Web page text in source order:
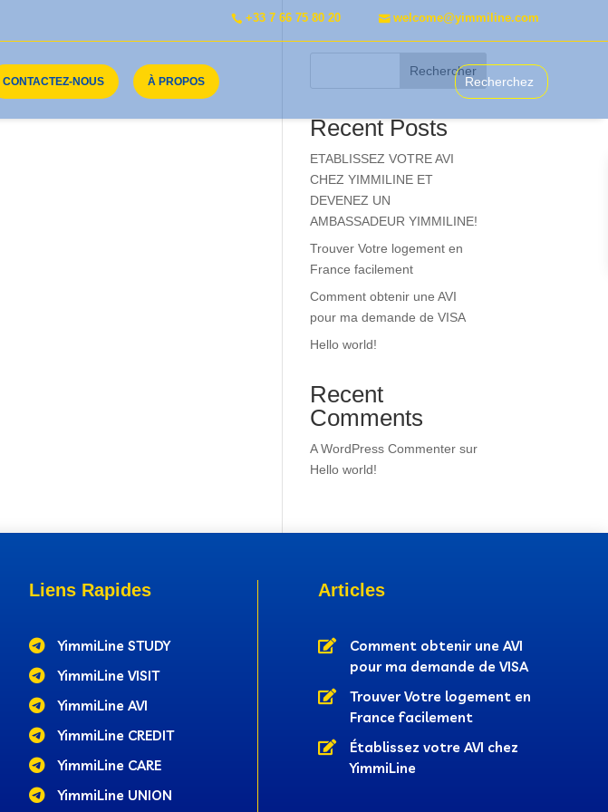
+33 7 66 75 80 20 welcome@yimmiline.com
CONTACTEZ-NOUS À PROPOS
Rechercher
Recent Posts
ETABLISSEZ VOTRE AVI
CHEZ YIMMILINE ET
DEVENEZ UN
AMBASSADEUR YIMMILINE!
Trouver Votre logement en
France facilement
Comment obtenir une AVI
pour ma demande de VISA
Hello world!
Recent
Comments
A WordPress Commenter sur
Hello world!
Liens Rapides

YimmiLine STUDY

YimmiLine VISIT

YimmiLine AVI

YimmiLine CREDIT

YimmiLine CARE

YimmiLine UNION
Articles

Comment obtenir une AVI
pour ma demande de VISA

Trouver Votre logement en
France facilement

Établissez votre AVI chez
YimmiLine